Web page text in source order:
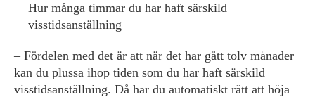
Hur många timmar du har haft särskild
visstidsanställning
– Fördelen med det är att när det har gått tolv månader
kan du plussa ihop tiden som du har haft särskild
visstidsanställning. Då har du automatiskt rätt att höja